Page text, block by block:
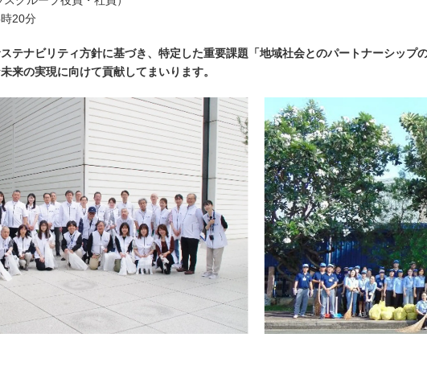
20分
テナビリティ方針に基づき、特定した重要課題「地域社会とのパートナーシップ
来の実現に向けて貢献してまいります。